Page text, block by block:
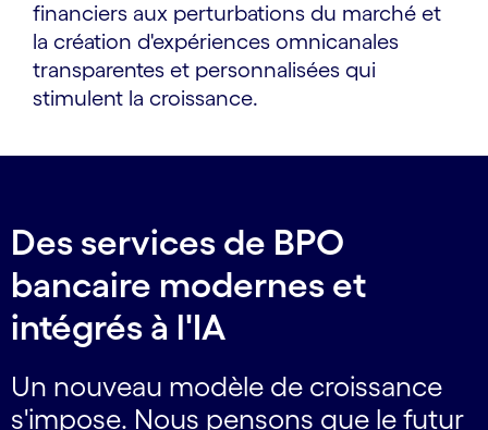
financiers aux perturbations du marché et
la création d'expériences omnicanales
transparentes et personnalisées qui
stimulent la croissance.
Des services de BPO
bancaire modernes et
intégrés à l'IA
Un nouveau modèle de croissance
s'impose. Nous pensons que le futur